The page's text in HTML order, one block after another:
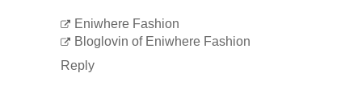
Eniwhere Fashion
Bloglovin of Eniwhere Fashion
Reply